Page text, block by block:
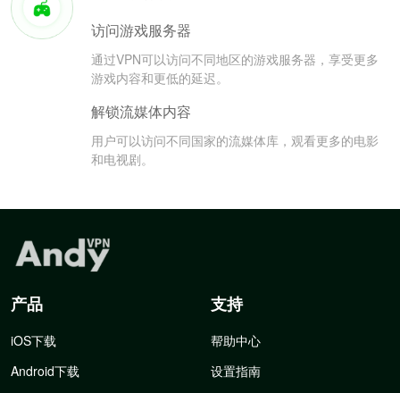
访问游戏服务器
通过VPN可以访问不同地区的游戏服务器，享受更多
游戏内容和更低的延迟。
解锁流媒体内容
用户可以访问不同国家的流媒体库，观看更多的电影
和电视剧。
产品
iOS下载
Android下载
支持
帮助中心
设置指南